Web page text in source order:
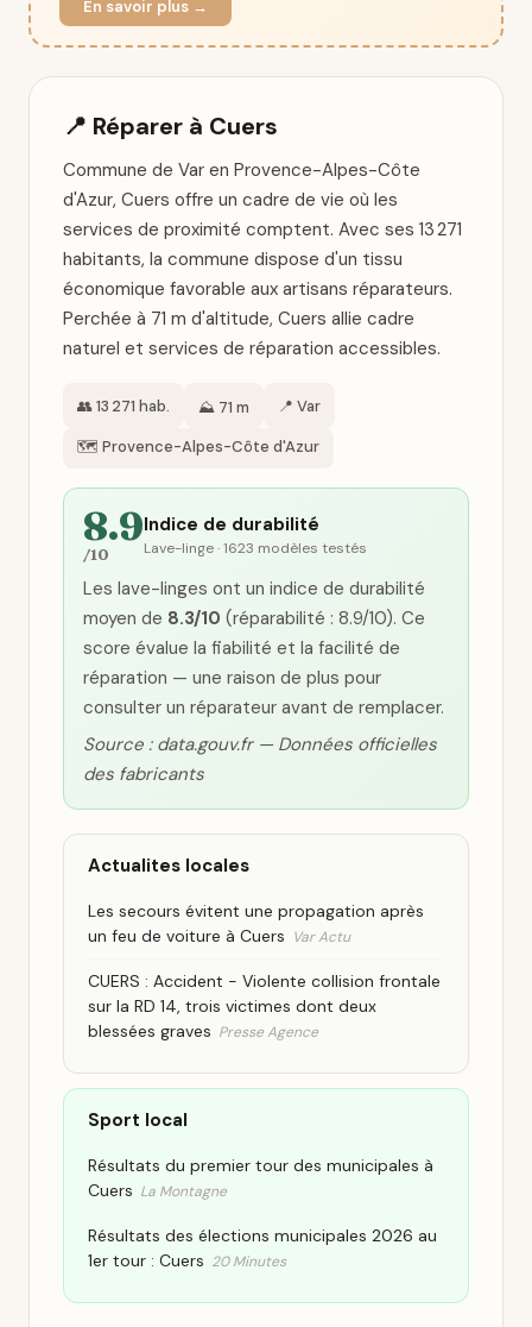
En savoir plus →
📍 Réparer à Cuers
Commune de Var en Provence-Alpes-Côte
d'Azur, Cuers offre un cadre de vie où les
services de proximité comptent. Avec ses 13 271
habitants, la commune dispose d'un tissu
économique favorable aux artisans réparateurs.
Perchée à 71 m d'altitude, Cuers allie cadre
naturel et services de réparation accessibles.
👥 13 271 hab. ⛰️ 71 m 📍 Var
🗺️ Provence-Alpes-Côte d'Azur
8.9
/10
Indice de durabilité
Lave-linge · 1623 modèles testés
Les lave-linges ont un indice de durabilité
moyen de 8.3/10 (réparabilité : 8.9/10). Ce
score évalue la fiabilité et la facilité de
réparation — une raison de plus pour
consulter un réparateur avant de remplacer.
Source : data.gouv.fr — Données officielles
des fabricants
Actualites locales
Les secours évitent une propagation après
un feu de voiture à Cuers Var Actu
CUERS : Accident - Violente collision frontale
sur la RD 14, trois victimes dont deux
blessées graves Presse Agence
Sport local
Résultats du premier tour des municipales à
Cuers La Montagne
Résultats des élections municipales 2026 au
1er tour : Cuers 20 Minutes